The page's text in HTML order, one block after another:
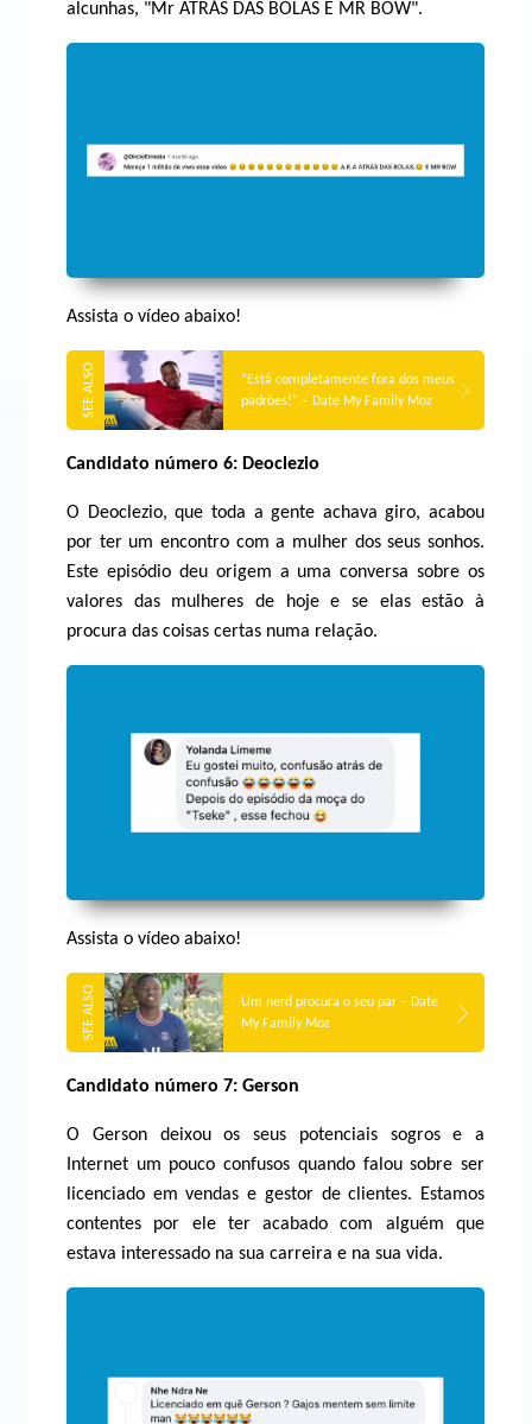
alcunhas, "Mr ATRÁS DAS BOLAS E MR BOW".
Assista o vídeo abaixo!
“Está completamente fora dos meus
padrões!” – Date My Family Moz
Candidato número 6: Deoclezio
O Deoclezio, que toda a gente achava giro, acabou
por ter um encontro com a mulher dos seus sonhos.
Este episódio deu origem a uma conversa sobre os
valores das mulheres de hoje e se elas estão à
procura das coisas certas numa relação.
Assista o vídeo abaixo!
Um nerd procura o seu par – Date
My Family Moz
Candidato número 7: Gerson
O Gerson deixou os seus potenciais sogros e a
Internet um pouco confusos quando falou sobre ser
licenciado em vendas e gestor de clientes. Estamos
contentes por ele ter acabado com alguém que
estava interessado na sua carreira e na sua vida.